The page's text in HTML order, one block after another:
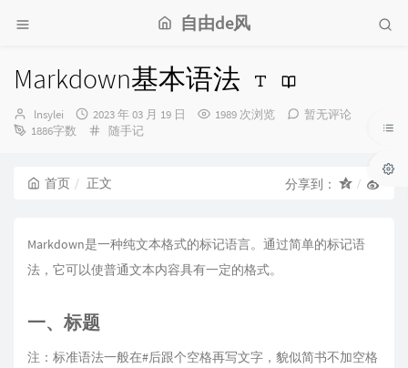
自由de风
Markdown基本语法
博
主：
lnsylei
发
布
2023 年 03 月 19 日 1989 次浏览
暂无评论
1886字数
分
随手记
首页 正文 分享到：
Markdown是一种纯文本格式的标记语言。通过简单的标记语
法，它可以使普通文本内容具有一定的格式。
一、标题
注：标准语法一般在#后跟个空格再写文字，貌似简书不加空格